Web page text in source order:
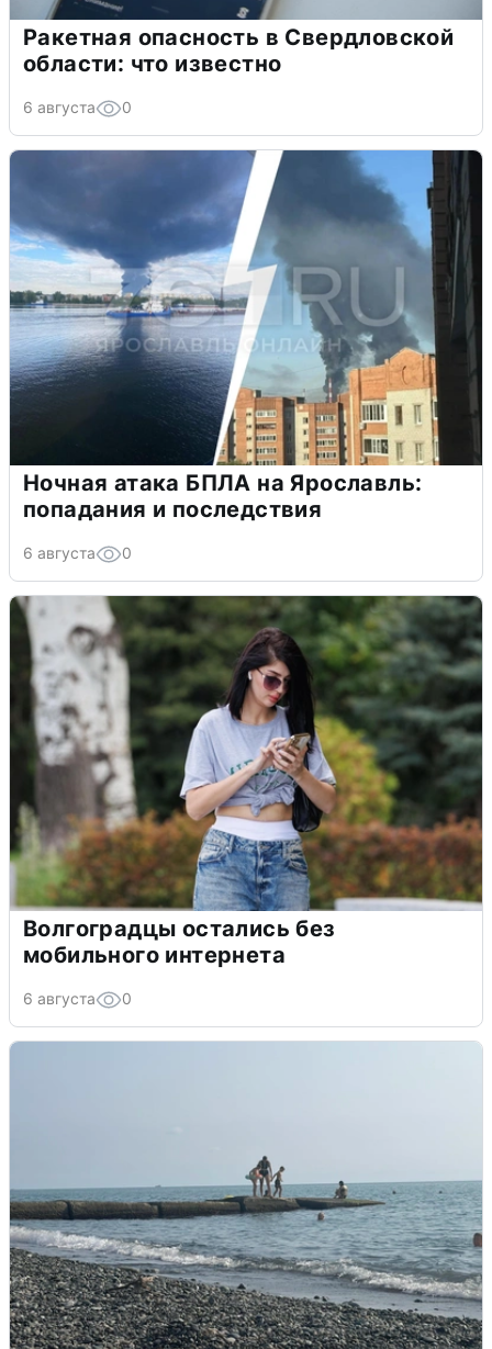
Ракетная опасность в Свердловской
области: что известно
6 августа 0
Ночная атака БПЛА на Ярославль:
попадания и последствия
6 августа 0
Волгоградцы остались без
мобильного интернета
6 августа 0